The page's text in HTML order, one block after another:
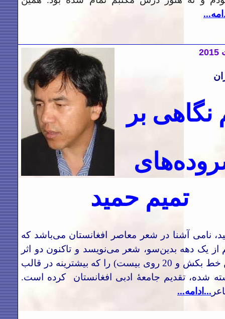
نگاهی بر
تمیم حمید
نامی آشنا در شعر معاصر افغانستان می‌باشد که
یک دهه بدین‌سو، شعر می‌نویسد و تاکنون دو اثر
(روی من خط بکش و 20 روی بیست) را که بیشترینه در قالب
شده، تقدیم جامعۀ ادبی افغانستان کرده است.
...ادامه...